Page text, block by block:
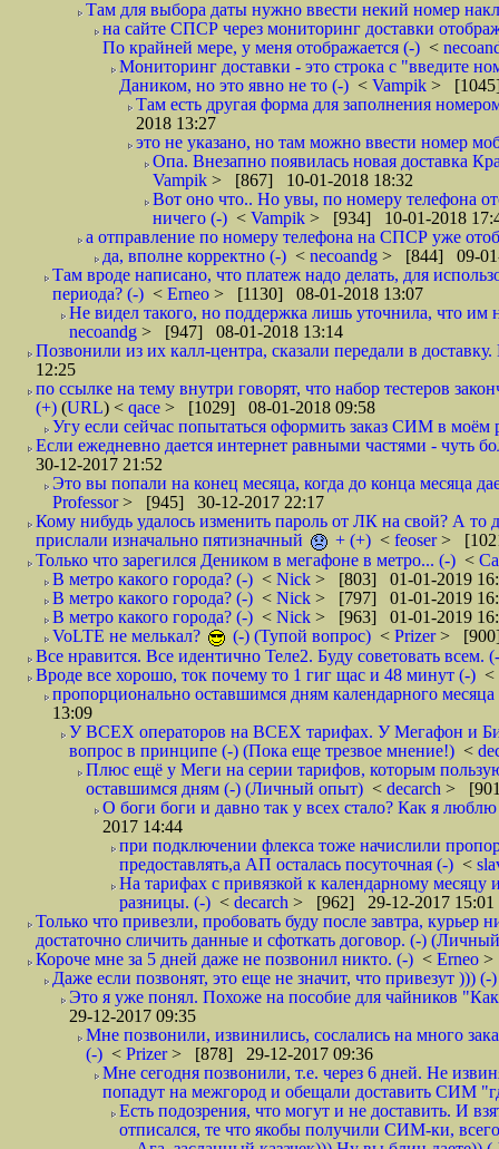
Там для выбора даты нужно ввести некий номер
на сайте СПСР через мониторинг доставки
По крайней мере, у меня отображается (-) <
Мониторинг доставки - это строка с "введите
Даником, но это явно не то (-) < Vampik >
Там есть другая форма для заполнения
2018 13:27
это не указано, но там можно ввести номер
Опа. Внезапно появилась новая доставка
Vampik > [867] 10-01-2018 18:32
Вот оно что.. Но увы, по номеру телефона
ничего (-) < Vampik > [934] 10-01-2018
а отправление по номеру телефона на СПСР уже
да, вполне корректно (-) < necoandg > [844] 09-01-
Там вроде написано, что платеж надо делать, для
периода? (-) < Erneo > [1130] 08-01-2018 13:07
Не видел такого, но поддержка лишь уточнила, что
necoandg > [947] 08-01-2018 13:14
Позвонили из их калл-центра, сказали передали в
12:25
по ссылке на тему внутри говорят, что набор тестеров
(+) (URL) < qace > [1029] 08-01-2018 09:58
Угу если сейчас попытаться оформить заказ СИМ в моём
Если ежедневно дается интернет равными частями - чуть
30-12-2017 21:52
Это вы попали на конец месяца, когда до конца месяца
Professor> [945] 30-12-2017 22:17
Кому нибудь удалось изменить пароль от ЛК на свой? А то
прислали изначально пятизначный
+ (+) < feoser>
Только что зарегился Деником в мегафоне в метро... (-) <
В метро какого города? (-) < Nick > [803] 01-01-2019
В метро какого города? (-) < Nick > [797] 01-01-2019
В метро какого города? (-) < Nick > [963] 01-01-2019
VoLTE не мелькал?
(-) (Тупой вопрос) < Prizer>
Все нравится. Все идентично Теле2. Буду советовать всем.
Вроде все хорошо, ток почему то 1 гиг щас и 48 минут (-) <
пропорционально оставшимся дням календарного
13:09
У ВСЕХ операторов на ВСЕХ тарифах. У Мегафон и Би
вопрос в принципе (-) (Пока еще трезвое мнение!) <
Плюс ещё у Меги на серии тарифов, которым
оставшимся дням (-) (Личный опыт) < decarch >
О боги боги и давно так у всех стало? Как я
2017 14:44
при подключении флекса тоже начислили
предоставлять,а АП осталась посуточная (-) <
На тарифах с привязкой к календарному
разницы. (-) < decarch > [962] 29-12-2017 15:01
Только что привезли, пробовать буду после завтра,
достаточно сличить данные и сфоткать договор. (-)
Короче мне за 5 дней даже не позвонил никто. (-) < Erneo >
Даже если позвонят, это еще не значит, что привезут ))) (-)
Это я уже понял. Похоже на пособие для чайников
29-12-2017 09:35
Мне позвонили, извинились, сослались на много
(-) < Prizer> [878] 29-12-2017 09:36
Мне сегодня позвонили, т.е. через 6 дней. Не
попадут на межгород и обещали доставить СИМ
Есть подозрения, что могут и не доставить. И
отписался, те что якобы получили СИМ-ки,